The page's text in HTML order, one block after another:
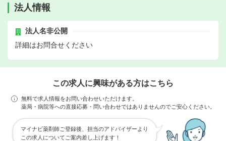
法人情報
法人名非公開
詳細はお問合せください
この求人に興味がある方はこちら
無料で求人情報をお問い合わせいただけます。
薬局・病院等への直接応募・問い合わせではありませんのでご安心ください。
マイナビ薬剤師ご登録後、担当のアドバイザーより
この求人についてご案内差し上げます！